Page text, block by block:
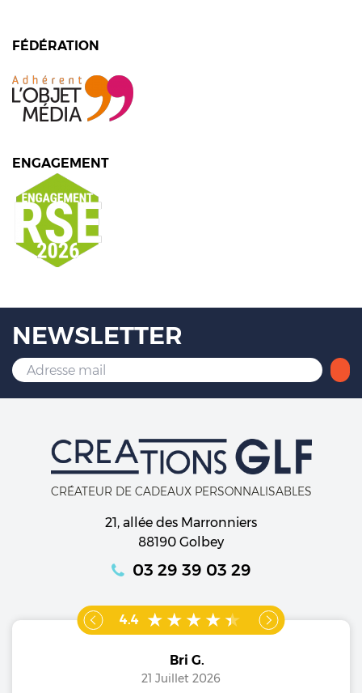
FÉDÉRATION
ENGAGEMENT
NEWSLETTER
CRÉATEUR DE CADEAUX PERSONNALISABLES
21, allée des Marronniers
88190 Golbey
03 29 39 03 29
4.4
Bri G.
21 Juillet 2026